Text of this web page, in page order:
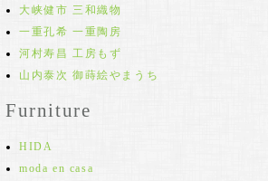
大峡健市 三和織物
一重孔希 一重陶房
河村寿昌 工房もず
山内泰次 御蒔絵やまうち
Furniture
HIDA
moda en casa